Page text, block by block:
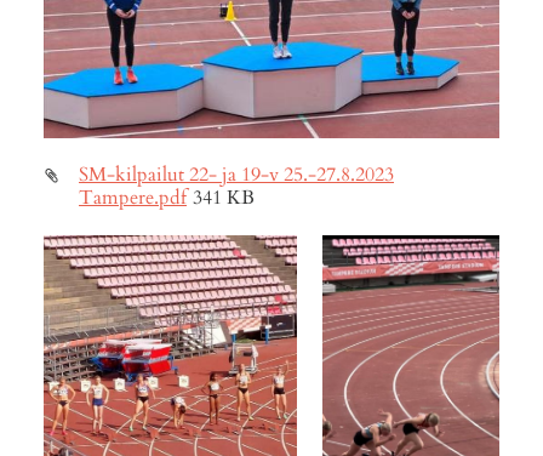
SM-kilpailut 22- ja 19-v 25.-27.8.2023
Tampere.pdf 341 KB